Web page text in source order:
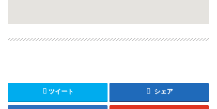
ツイート シェア